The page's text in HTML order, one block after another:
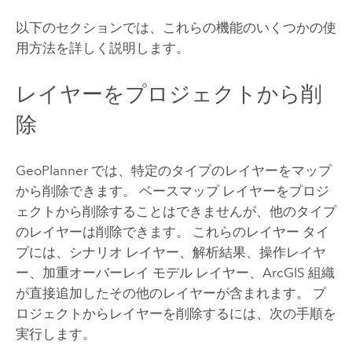
以下のセクションでは、これらの機能のいくつかの使
用方法を詳しく説明します。
レイヤーをプロジェクトから削
除
GeoPlannerでは、特定のタイプのレイヤーをマップ
から削除できます。 ベースマップ レイヤーをプロジ
ェクトから削除することはできませんが、他のタイプ
のレイヤーは削除できます。 これらのレイヤー タイ
プには、シナリオ レイヤー、解析結果、操作レイヤ
ー、加重オーバーレイ モデル レイヤー、ArcGIS 組織
が直接追加したその他のレイヤーが含まれます。 プ
ロジェクトからレイヤーを削除するには、次の手順を
実行します。